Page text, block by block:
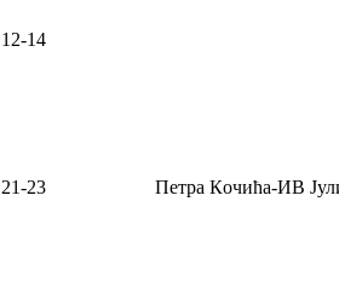
12-14
21-23 Петра Кочића-ИВ